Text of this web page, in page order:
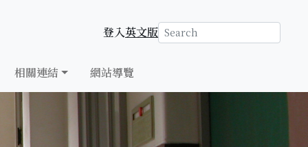
登入英文版
相關連結 網站導覽